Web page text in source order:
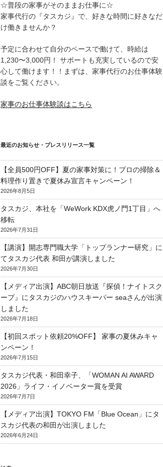
☆普段の家事がそのままお仕事に☆
家事代行の『タスカジ』で、好きな時間に好きなだ
け働きませんか？
予定に合わせて自分のペースで働けて、時給は
1,230〜3,000円！ サポートも充実しているので安
心して働けます！！まずは、家事代行のお仕事体験
談をご覧ください。
家事のお仕事体験談はこちら
最近のお知らせ・プレスリリース一覧
【全員500円OFF】夏の家事対策に！プロの掃除＆
料理作り置きで夏休み宣言キャンペーン！
2026年8月5日
タスカジ、本社を「WeWork KDX虎ノ門1丁目」へ
移転
2026年7月31日
【講演】開志専門職大学「トップランナー研究」に
てタスカジ代表 和田が講演しました
2026年7月30日
【メディア出演】ABC朝日放送『探偵！ナイトスク
ープ』にタスカジのハウスキーパー seaさんが出演
しました
2026年7月18日
【初回スポット依頼20%OFF】 家事の夏休みキャ
ンペーン！
2026年7月15日
タスカジ代表・和田幸子、「WOMAN AI AWARD
2026」ライフ・イノベーター賞を受賞
2026年7月7日
【メディア出演】TOKYO FM「Blue Ocean」にタ
スカジ代表の和田が出演しました
2026年6月24日